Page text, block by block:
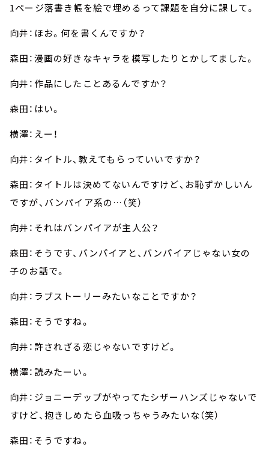
1ページ落書き帳を絵で埋めるって課題を自分に課して。
向井：ほお。何を書くんですか？
森田：漫画の好きなキャラを模写したりとかしてました。
向井：作品にしたことあるんですか？
森田：はい。
横澤：えー！
向井：タイトル、教えてもらっていいですか？
森田：タイトルは決めてないんですけど、お恥ずかしいん
ですが、バンパイア系の…（笑）
向井：それはバンパイアが主人公？
森田：そうです、バンパイアと、バンパイアじゃない女の
子のお話で。
向井：ラブストーリーみたいなことですか？
森田：そうですね。
向井：許されざる恋じゃないですけど。
横澤：読みたーい。
向井：ジョニーデップがやってたシザーハンズじゃないで
すけど、抱きしめたら血吸っちゃうみたいな（笑）
森田：そうですね。